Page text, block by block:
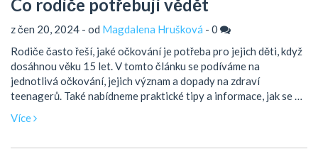
Co rodiče potřebují vědět
z čen 20, 2024 - od Magdalena Hrušková - 0
Rodiče často řeší, jaké očkování je potřeba pro jejich děti, když
dosáhnou věku 15 let. V tomto článku se podíváme na
jednotlivá očkování, jejich význam a dopady na zdraví
teenagerů. Také nabídneme praktické tipy a informace, jak se na
Více